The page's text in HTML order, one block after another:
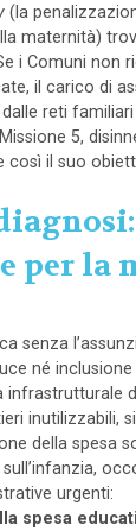
(la
maternità)
i Comuni non
il carico di
reti
5,
così il suo
per la
senza
né inclusione
infrastrutturale
inutilizzabili,
della spesa
sull’infanzia,
urgenti:
spesa